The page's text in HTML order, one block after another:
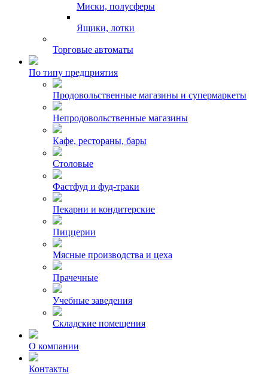
Миски, полусферы
Ящики, лотки
Торговые автоматы
По типу предприятия
Продовольственные магазины и супермаркеты
Непродовольственные магазины
Кафе, рестораны, бары
Столовые
Фастфуд и фуд-траки
Пекарни и кондитерские
Пиццерии
Мясные производства и цеха
Прачечные
Учебные заведения
Складские помещения
О компании
Контакты